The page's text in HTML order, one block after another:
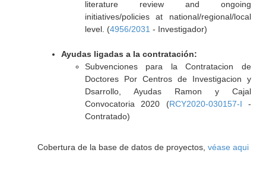
literature review and ongoing
initiatives/policies at national/regional/local
level. (4956/2031 - Investigador)
Ayudas ligadas a la contratación:
Subvenciones para la Contratacion de
Doctores Por Centros de Investigacion y
Dsarrollo, Ayudas Ramon y Cajal
Convocatoria 2020 (RCY2020-030157-I -
Contratado)
Cobertura de la base de datos de proyectos, véase aqui